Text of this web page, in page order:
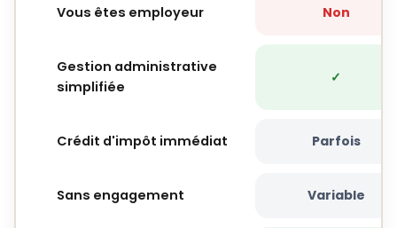
Vous êtes employeur Non
Gestion administrative
simplifiée
✓
Crédit d'impôt immédiat Parfois
Sans engagement Variable